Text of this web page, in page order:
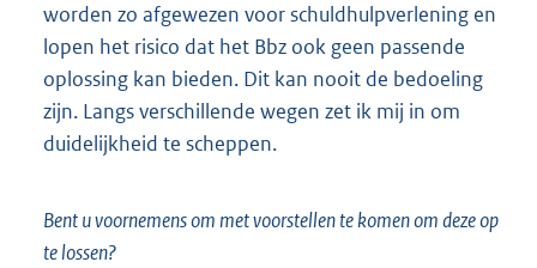
worden zo afgewezen voor schuldhulpverlening en
lopen het risico dat het Bbz ook geen passende
oplossing kan bieden. Dit kan nooit de bedoeling
zijn. Langs verschillende wegen zet ik mij in om
duidelijkheid te scheppen.
Bent u voornemens om met voorstellen te komen om deze op
te lossen?